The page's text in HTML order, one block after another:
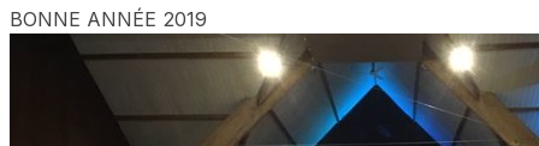
BONNE ANNÉE 2019